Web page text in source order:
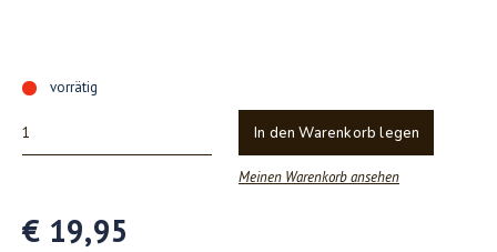
vorrätig
In den Warenkorb legen
Meinen Warenkorb ansehen
€ 19,95